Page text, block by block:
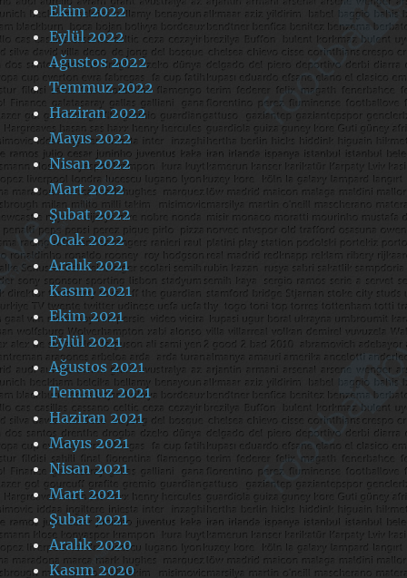
Ekim 2022
Eylül 2022
Ağustos 2022
Temmuz 2022
Haziran 2022
Mayıs 2022
Nisan 2022
Mart 2022
Şubat 2022
Ocak 2022
Aralık 2021
Kasım 2021
Ekim 2021
Eylül 2021
Ağustos 2021
Temmuz 2021
Haziran 2021
Mayıs 2021
Nisan 2021
Mart 2021
Şubat 2021
Aralık 2020
Kasım 2020